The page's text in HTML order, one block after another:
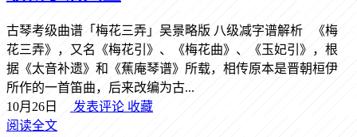
古琴考级曲谱「梅花三弄」吴景略版 八级减字谱解析 《梅
花三弄》，又名《梅花引》、《梅花曲》、《玉妃引》，根
据《太音补遗》和《蕉庵琴谱》所载，相传原本是晋朝桓伊
所作的一首笛曲，后来改编为古...
10月26日
发表评论 收藏
阅读全文